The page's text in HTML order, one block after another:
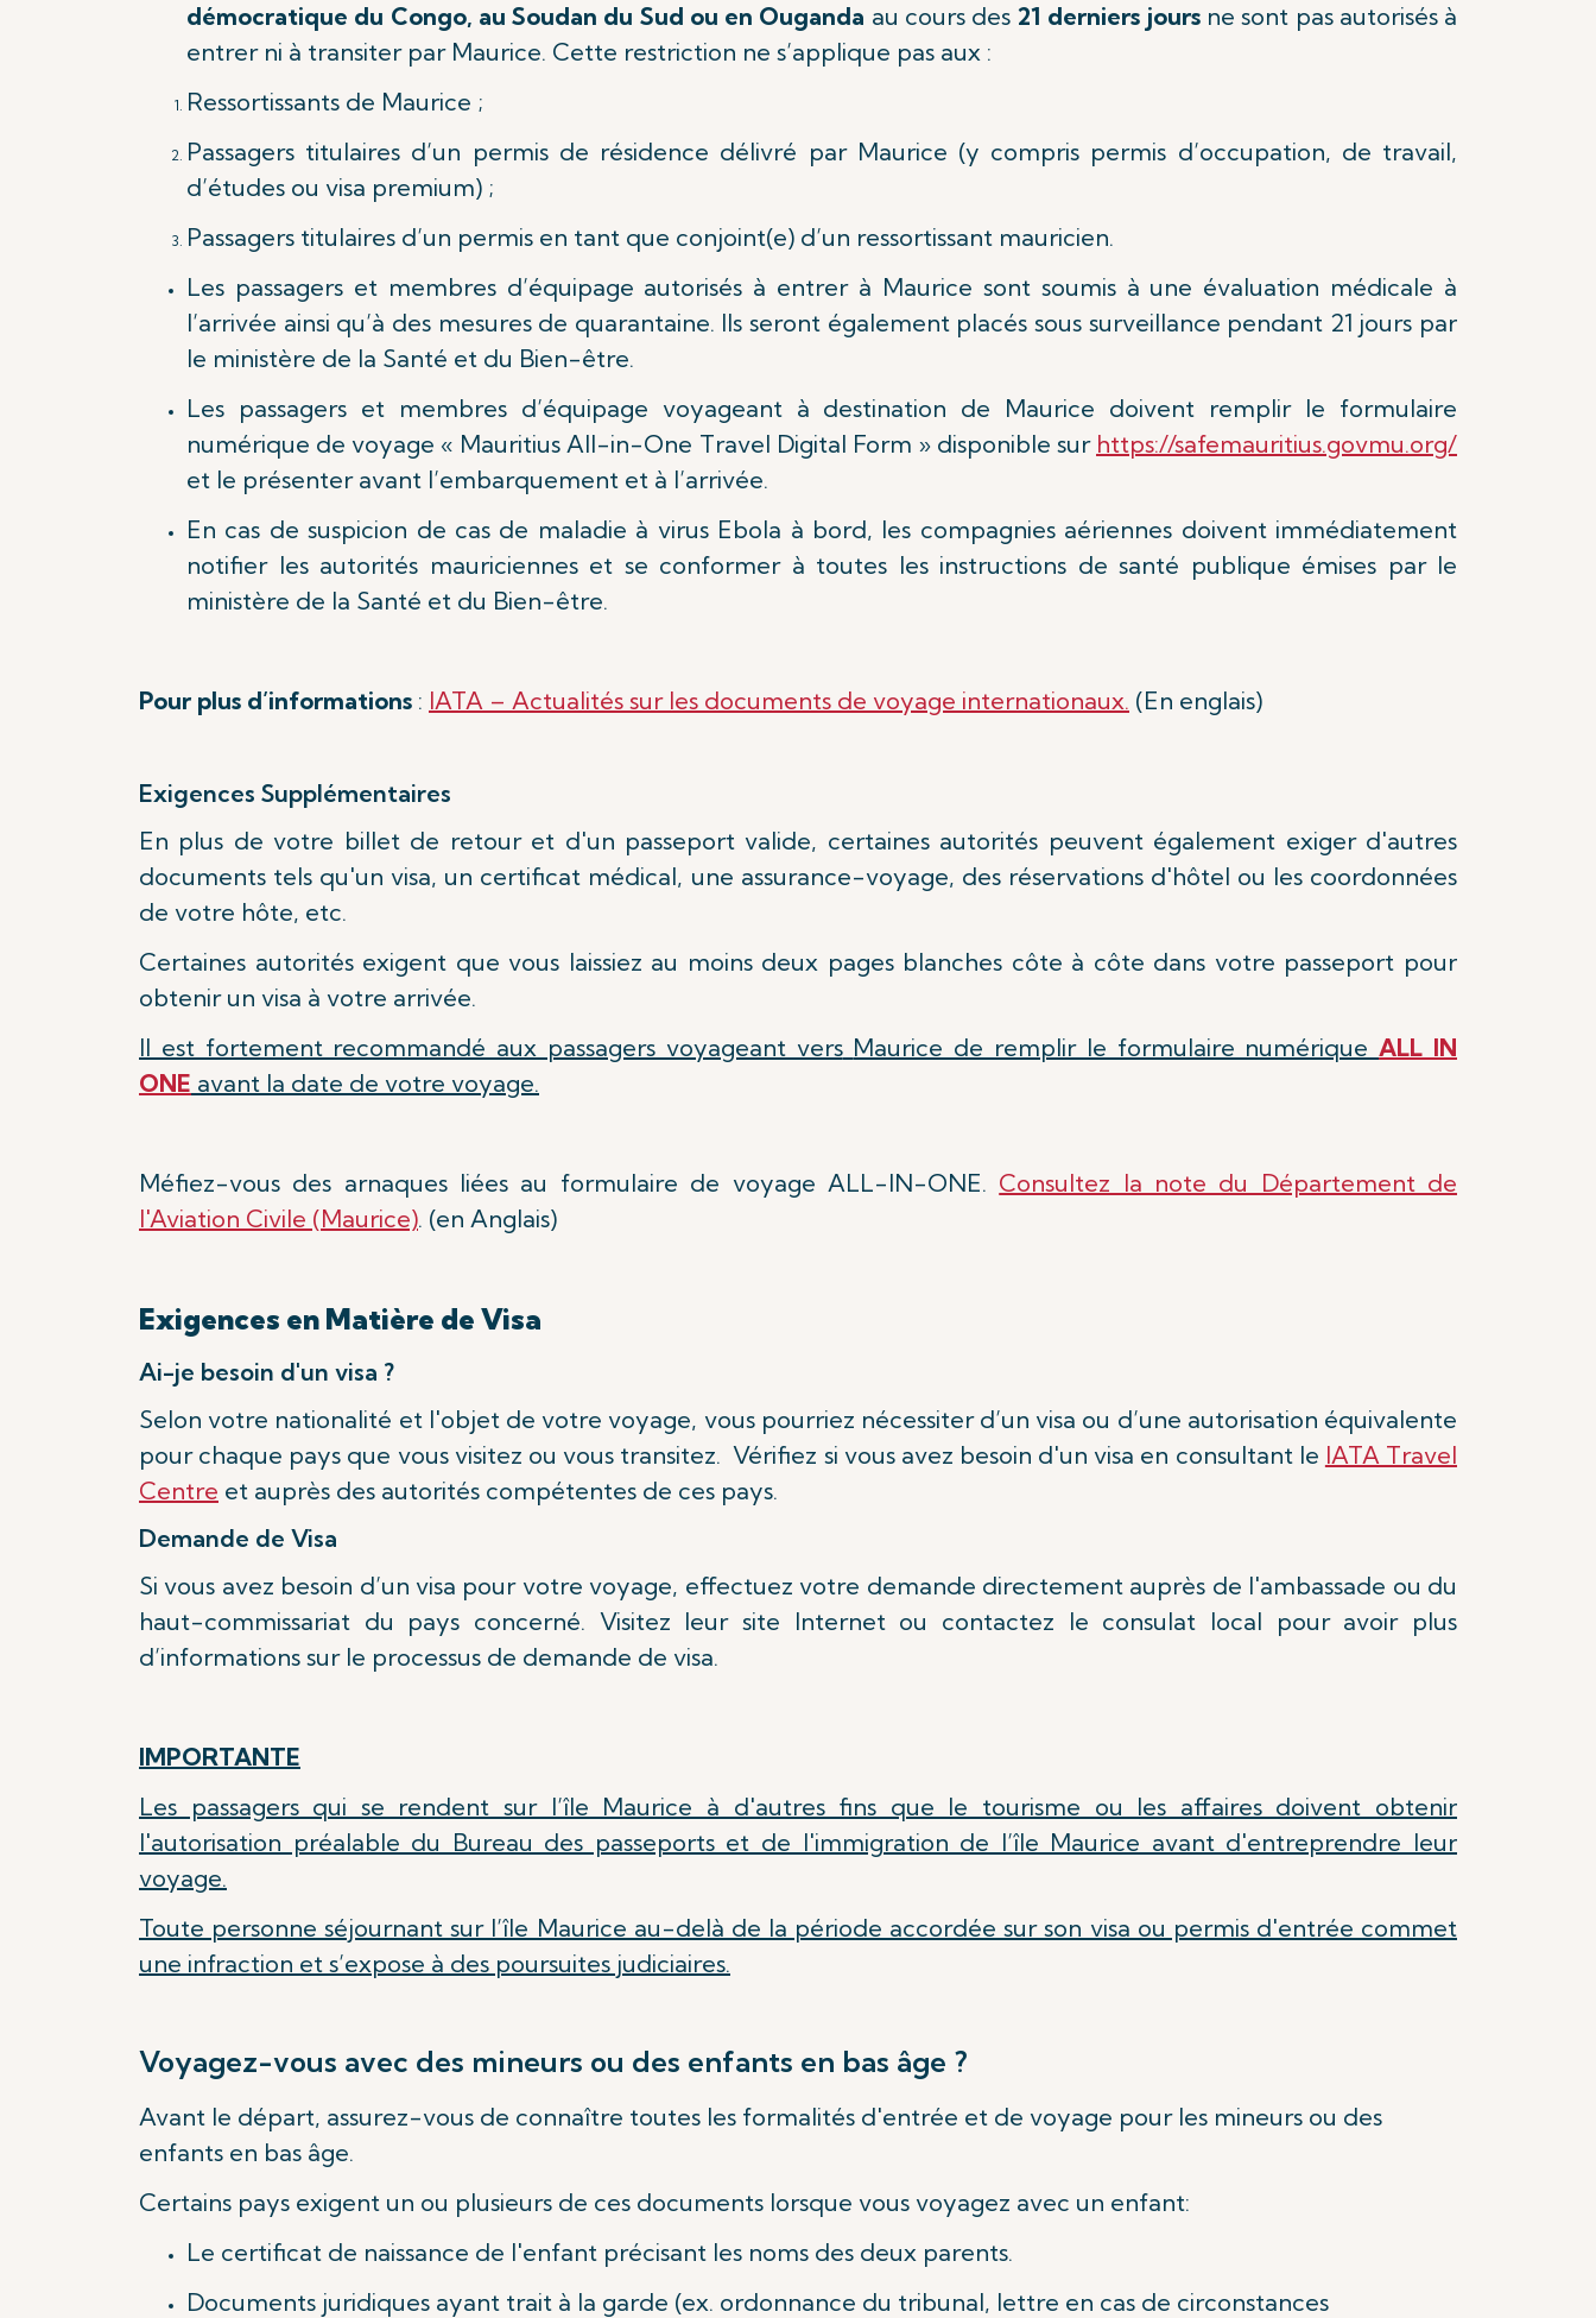
démocratique du Congo, au Soudan du Sud ou en Ouganda au cours des 21 derniers joursne sont pas autorisés à
entrer ni à transiter par Maurice. Cette restriction ne s’applique pas aux :
Ressortissants de Maurice ;
Passagers titulaires d’un permis de résidence délivré par Maurice (y compris permis d’occupation, de travail,
d’études ou visa premium) ;
Passagers titulaires d’un permis en tant que conjoint(e) d’un ressortissant mauricien.
Les passagers et membres d’équipage autorisés à entrer à Maurice sont soumis à une évaluation médicale à
l’arrivée ainsi qu’à des mesures de quarantaine. Ils seront également placés sous surveillance pendant 21 jours par
le ministère de la Santé et du Bien-être.
Les passagers et membres d’équipage voyageant à destination de Maurice doivent remplir le formulaire
numérique de voyage « Mauritius All-in-One Travel Digital Form » disponible sur https://safemauritius.govmu.org/
et le présenter avant l’embarquement et à l’arrivée.
En cas de suspicion de cas de maladie à virus Ebola à bord, les compagnies aériennes doivent immédiatement
notifier les autorités mauriciennes et se conformer à toutes les instructions de santé publique émises par le
ministère de la Santé et du Bien-être.
Pour plus d’informations : IATA – Actualités sur les documents de voyage internationaux. (En englais)
Exigences Supplémentaires
En plus de votre billet de retour et d'un passeport valide, certaines autorités peuvent également exiger d'autres
documents tels qu'un visa, un certificat médical, une assurance-voyage, des réservations d'hôtel ou les coordonnées
de votre hôte, etc.
Certaines autorités exigent que vous laissiez au moins deux pages blanches côte à côte dans votre passeport pour
obtenir un visa à votre arrivée.
Il est fortement recommandé aux passagers voyageant vers Maurice de remplir le formulaire numériqueALL IN
ONE avant la date de votre voyage.
Méfiez-vous des arnaques liées au formulaire de voyage ALL-IN-ONE. Consultez la note du Département de
l'Aviation Civile (Maurice). (en Anglais)
Exigences en Matière de Visa
Ai-je besoin d'un visa ?
Selon votre nationalité et l'objet de votre voyage, vous pourriez nécessiter d’un visa ou d’une autorisation équivalente
pour chaque pays que vous visitez ou vous transitez. Vérifiez si vous avez besoin d'un visa en consultant le IATA Travel
Centre et auprès des autorités compétentes de ces pays.
Demande de Visa
Si vous avez besoin d’un visa pour votre voyage, effectuez votre demande directement auprès de l'ambassade ou du
haut-commissariat du pays concerné. Visitez leur site Internet ou contactez le consulat local pour avoir plus
d’informations sur le processus de demande de visa.
IMPORTANTE
Les passagers qui se rendent sur l’île Maurice à d'autres fins que le tourisme ou les affaires doivent obtenir
l'autorisation préalable du Bureau des passeports et de l'immigration de l’île Maurice avant d'entreprendre leur
voyage.
Toute personne séjournant sur l’île Maurice au-delà de la période accordée sur son visa ou permis d'entrée commet
une infraction et s’expose à des poursuites judiciaires.
Voyagez-vous avec des mineurs ou des enfants en bas âge ?
Avant le départ, assurez-vous de connaître toutes les formalités d'entrée et de voyage pour les mineurs ou des
enfants en bas âge.
Certains pays exigent un ou plusieurs de ces documents lorsque vous voyagez avec un enfant:
Le certificat de naissance de l'enfant précisant les noms des deux parents.
Documents juridiques ayant trait à la garde (ex. ordonnance du tribunal, lettre en cas de circonstances